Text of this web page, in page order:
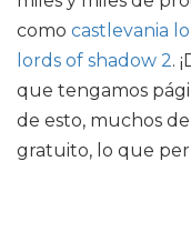
como castlevania
lords of shadow 2.
que tengamos
de esto, muchos
gratuito, lo que